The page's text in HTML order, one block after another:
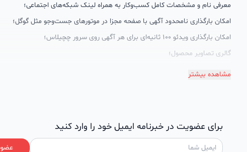
معرفی نام و مشخصات کامل کسب‌وکار به همراه لینک شبکه‌های اجتماعی؛
امکان بارگذاری نامحدود آگهی با صفحه مجزا در موتورهای جست‌وجو مثل گوگل؛
امکان بارگذاری ویدئو 100 ثانیه‌ای برای هر آگهی روی سرور چچیلاس؛
گالری تصاویر محصول؛
امکان دسته‌بندی آگهی‌ها
چچیلاس با کلمات کلیدی بسیار خوبی رتبه دریافت کرده و بازخورد‌های بسیار خوبی
طی تماس‌های دوره‌ای پشتیبان‌ها (هر 45 روز تا 60 روز یک‌بار)، صاحبین
مشاهده بیشتر
برای عضویت در خبرنامه ایمیل خود را وارد کنید